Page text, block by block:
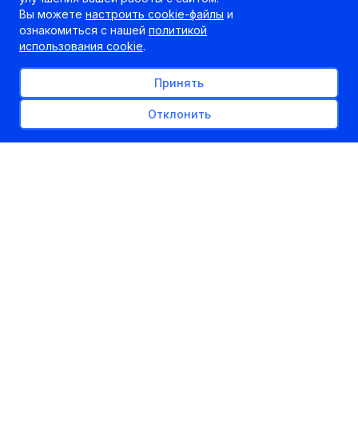
Вы можете настроить cookie-файлы и
ознакомиться с нашей политикой
использования cookie.
Принять
Отклонить